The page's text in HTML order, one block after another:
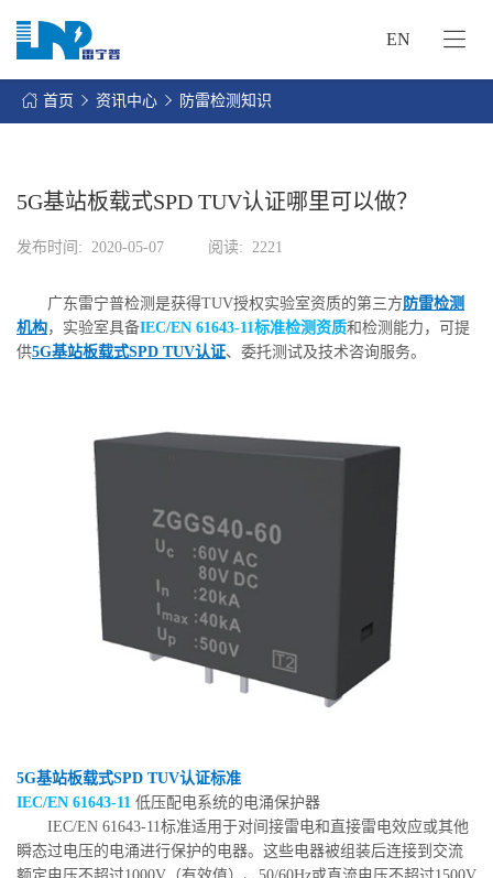
EN
首页 资讯中心 防雷检测知识
5G基站板载式SPD TUV认证哪里可以做？
发布时间: 2020-05-07 阅读: 2221
广东雷宁普检测是获得TUV授权实验室资质的第三方 防雷检测
机构，实验室具备IEC/EN 61643-11标准检测资质和检测能力，可提
供5G基站板载式SPD TUV认证、委托测试及技术咨询服务。
5G基站板载式SPD TUV认证标准
IEC/EN 61643-11 低压配电系统的电涌保护器
IEC/EN 61643-11标准适用于对间接雷电和直接雷电效应或其他
瞬态过电压的电涌进行保护的电器。这些电器被组装后连接到交流
网
的
服
务
资